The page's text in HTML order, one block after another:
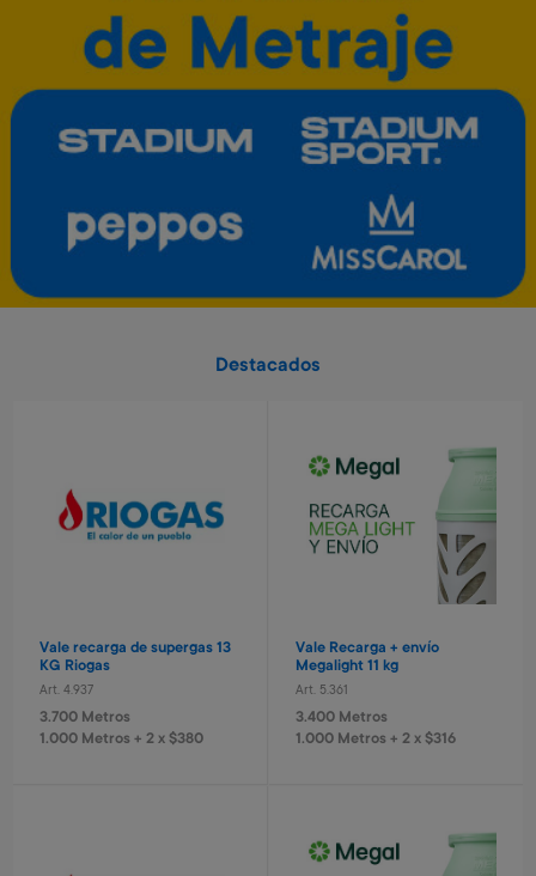
280 Metros + 4 x $90
640 Metros + 4 x $210
Pelota de basket n° 7
Diario secreto electrónico
Art. 1.129
Tablet eléctronica Stitch
Art. 3.172
Tablet electrónica Frozen
Art. 3.791
Caloventilador horizontal
3.200 Metros
640 Metros + 4 x $210
Estufa de 4 cuarzos turbo
11.400 Metros
1.140 Metros + 6 x $500
Envío gratis
12.200 Metros
1.220 Metros + 6 x $540
Envío gratis
Art. 5.551
1.380 Metros + 6 x $610
Destacados
Vale recarga de supergas 13
KG Riogas
Art. 4.937
3.700 Metros
1.000 Metros + 2 x $380
Vale Recarga + envío
Megalight 11 kg
Art. 5.361
3.400 Metros
1.000 Metros + 2 x $316